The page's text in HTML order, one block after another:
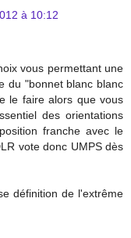
à 10:12
vous permettant une
du "bonnet blanc blanc
le faire alors que vous
des orientations
franche avec le
vote donc UMPS dès
définition de l'extrême